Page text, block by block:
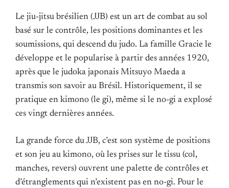
Le jiu-jitsu brésilien (JJB) est un art de combat au sol
basé sur le contrôle, les positions dominantes et les
soumissions, qui descend du judo. La famille Gracie le
développe et le popularise à partir des années 1920,
après que le judoka japonais Mitsuyo Maeda a
transmis son savoir au Brésil. Historiquement, il se
pratique en kimono (le gi), même si le no-gi a explosé
ces vingt dernières années.
La grande force du JJB, c’est son système de positions
et son jeu au kimono, où les prises sur le tissu (col,
manches, revers) ouvrent une palette de contrôles et
d’étranglements qui n’existent pas en no-gi. Pour le